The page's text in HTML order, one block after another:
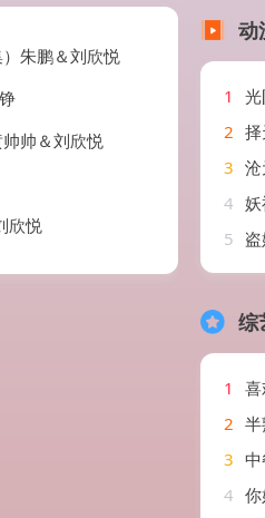
朱鹏＆刘欣悦
帅＆刘欣悦
欣悦
动
1
2
3
4
5
综
1
2
3
4